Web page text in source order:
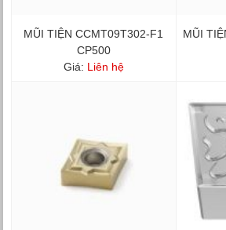
MŨI TIỆN CCMT09T302-F1
CP500
Giá: Liên hệ
MŨI